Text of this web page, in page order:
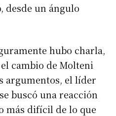
desde un ángulo
hubo charla,
cambio de Molteni
argumentos, el líder
buscó una reacción
más difícil de lo que